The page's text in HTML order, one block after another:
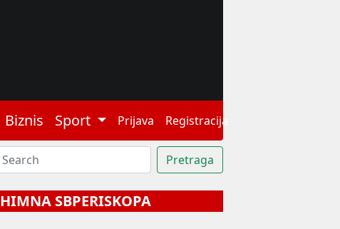
Biznis Sport Prijava Registracija
HIMNA SBPERISKOPA